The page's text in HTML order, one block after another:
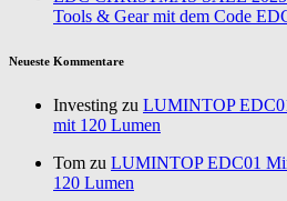
Tools & Gear mit dem Code
Neueste Kommentare
Investing zu LUMINTOP
mit 120 Lumen
Tom zu LUMINTOP EDC01
120 Lumen